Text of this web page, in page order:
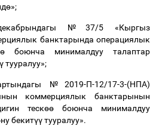
ө»;
№37/5 «Кыргыз
банктарында операциялык
боюнча минималдуу талаптар
тууралуу»;
№2019-П-12/17-3-(НПА)
коммерциялык банктарынын
тескөө боюнча минималдуу
бекитүүтууралуу».